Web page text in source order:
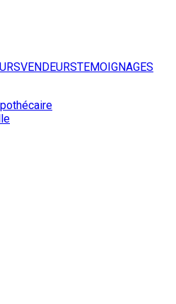
VENDEURSTEMOIGNAGES